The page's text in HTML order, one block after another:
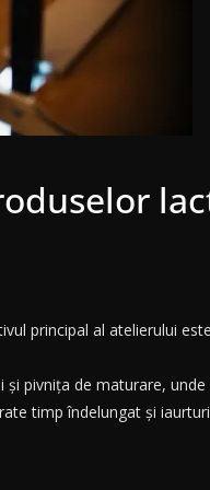
principal al atelierului
pivnița de maturare,
timp îndelungat și